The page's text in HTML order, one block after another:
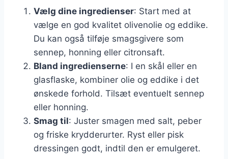
Vælg dine ingredienser: Start med at
vælge en god kvalitet olivenolie og eddike.
Du kan også tilføje smagsgivere som
sennep, honning eller citronsaft.
Bland ingredienserne: I en skål eller en
glasflaske, kombiner olie og eddike i det
ønskede forhold. Tilsæt eventuelt sennep
eller honning.
Smag til: Juster smagen med salt, peber
og friske krydderurter. Ryst eller pisk
dressingen godt, indtil den er emulgeret.